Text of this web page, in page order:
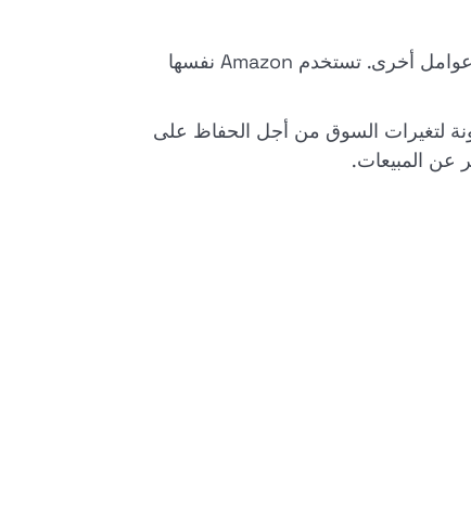
يصف التسعير الديناميكي ممارسة تعديل الأسعار باستمرار بناءً على ظروف السوق والأسعار التنافسية والطلب وعوامل أخرى. تستخدم Amazon نفسها
لتغيرات السوق من أجل الحفاظ على